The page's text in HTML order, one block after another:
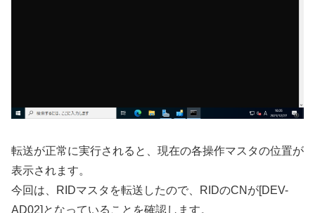
転送が正常に実行されると、現在の各操作マスタの位置が
表示されます。
今回は、RIDマスタを転送したので、RIDのCNが[DEV-
AD02]となっていることを確認します。